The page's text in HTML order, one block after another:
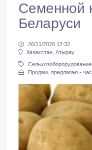
Семенной
Беларуси
26/11/2020 12:32
Казахстан, Атырау
Сельхозоборорудование
Продам, предлагаю -